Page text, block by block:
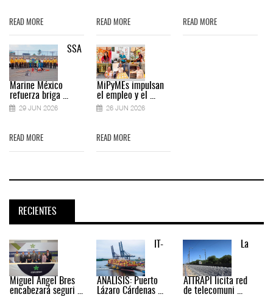
READ MORE
SSA
Marine México
refuerza briga ...
29 JUN 2026
READ MORE
READ MORE
MiPyMEs impulsan
el empleo y el ...
26 JUN 2026
READ MORE
READ MORE
RECIENTES
Miguel Ángel Bres
encabezará seguri ...
IT-
ANÁLISIS: Puerto
Lázaro Cárdenas ...
La
ATTRAPI licita red
de telecomuni ...